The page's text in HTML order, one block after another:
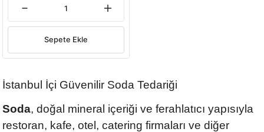
Sepete Ekle
İstanbul İçi Güvenilir Soda Tedariği
Soda, doğal mineral içeriği ve ferahlatıcı yapısıyla
restoran, kafe, otel, catering firmaları ve diğer